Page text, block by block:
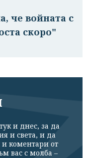
че войната с
скоро"
и днес, за да
и света, и да
и коментари от
вас с молба –